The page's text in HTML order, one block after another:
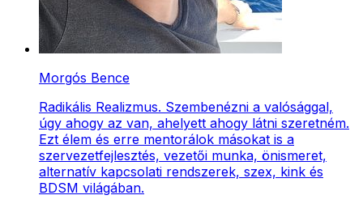
Morgós Bence
Radikális Realizmus. Szembenézni a valósággal,
úgy ahogy az van, ahelyett ahogy látni szeretném.
Ezt élem és erre mentorálok másokat is a
szervezetfejlesztés, vezetői munka, önismeret,
alternatív kapcsolati rendszerek, szex, kink és
BDSM világában.